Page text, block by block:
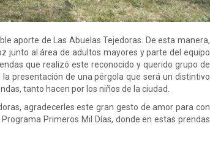
aporte de Las Abuelas Tejedoras. De esta manera,
junto al área de adultos mayores y parte del equipo
que realizó este reconocido y querido grupo de
presentación de una pérgola que será un distintivo
tanto hacen por los niños de la ciudad.
agradecerles este gran gesto de amor para con
Primeros Mil Días, donde en estas prendas